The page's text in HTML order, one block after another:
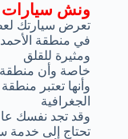
ونش سيارات
تعرض سيارتك
في منطقة
ومثيرة للقلق
خاصة وأن منطقة
وأنها تعتبر
الجغرافية
وقد تجد نفسك
تحتاج إلى